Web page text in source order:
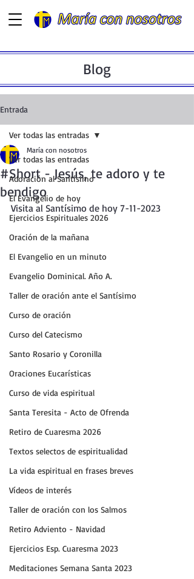
Blog
Entrada
Ver todas las entradas
Adoración al Santísimo
El Evangelio de hoy
Ejercicios Espirituales 2026
Oración de la mañana
El Evangelio en un minuto
Evangelio Dominical. Año A.
Taller de oración ante el Santísimo
Curso de oración
Curso del Catecismo
Santo Rosario y Coronilla
Oraciones Eucarísticas
Curso de vida espiritual
Santa Teresita - Acto de Ofrenda
Retiro de Cuaresma 2026
Textos selectos de espiritualidad
La vida espiritual en frases breves
Vídeos de interés
Taller de oración con los Salmos
Retiro Adviento - Navidad
Ejercicios Esp. Cuaresma 2023
Meditaciones Semana Santa 2023
Ver todas las entradas
#Short - Jesús, te adoro y te
bendigo
María con nosotros
Visita al Santísimo de hoy 7-11-2023